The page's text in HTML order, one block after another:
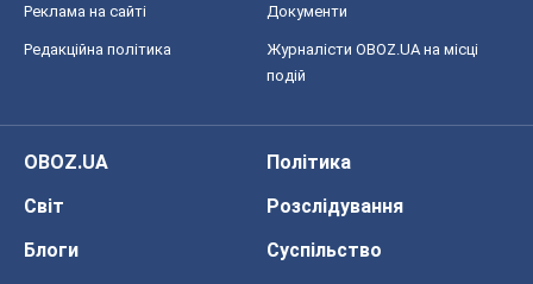
Реклама на сайті Документи
Редакційна політика
Журналісти OBOZ.UA на місці
подій
OBOZ.UA
Політика
Світ
Розслідування
Блоги
Суспільство